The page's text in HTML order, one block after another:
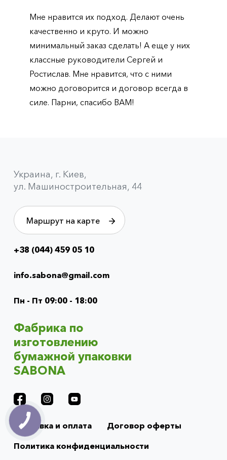
Мне нравится их подход. Делают очень
качественно и круто. И можно
минимальный заказ сделать! А еще у них
классные руководители Сергей и
Ростислав. Мне нравится, что с ними
можно договорится и договор всегда в
силе. Парни, спасибо ВАМ!
Украина, г. Киев,
ул. Машиностроительная, 44
Маршрут на карте
+38 (044) 459 05 10
info.sabona@gmail.com
Пн - Пт 09:00 - 18:00
Фабрика по
изготовлению
бумажной упаковки
SABONA
menu
Доставка и оплата
Договор оферты
Политика конфиденциальности